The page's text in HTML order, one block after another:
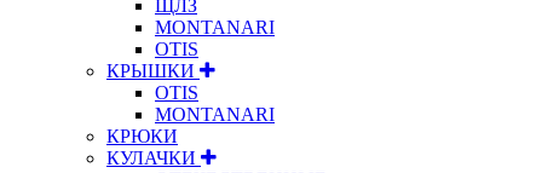
ЩЛЗ
MONTANARI
OTIS
КРЫШКИ
OTIS
MONTANARI
КРЮКИ
КУЛАЧКИ